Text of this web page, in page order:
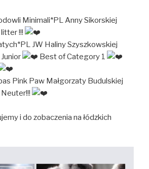
Minimali*PL Anny Sikorskiej
!!!
JW Haliny Szyszkowskiej
Best of Category 1
Pink Paw Małgorzaty Budulskiej
i do zobaczenia na łódzkich